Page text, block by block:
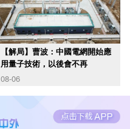
【解局】曹波：中國電網開始應
用量子技術，以後會不再
08-06